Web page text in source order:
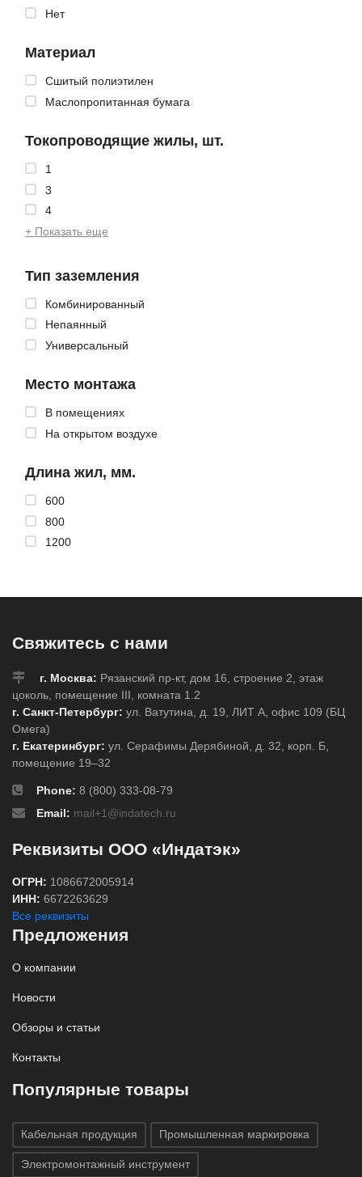
Нет
Материал
Cшитый полиэтилен
Маслопропитанная бумага
Токопроводящие жилы, шт.
1
3
4
+ Показать еще
Тип заземления
Комбинированный
Непаянный
Универсальный
Место монтажа
В помещениях
На открытом воздухе
Длина жил, мм.
600
800
1200
Свяжитесь с нами
г. Москва: Рязанский пр-кт, дом 16, строение 2, этаж
цоколь, помещение III, комната 1.2
г. Санкт-Петербург: ул. Ватутина, д. 19, ЛИТ А, офис 109 (БЦ
Омега)
г. Екатеринбург: ул. Серафимы Дерябиной, д. 32, корп. Б,
помещение 19–32
Phone: 8 (800) 333-08-79
Email: mail+1@indatech.ru
Реквизиты ООО «Индатэк»
ОГРН: 1086672005914
ИНН: 6672263629
Все реквизиты
Предложения
О компании
Новости
Обзоры и статьи
Контакты
Популярные товары
Кабельная продукция Промышленная маркировка
Электромонтажный инструмент